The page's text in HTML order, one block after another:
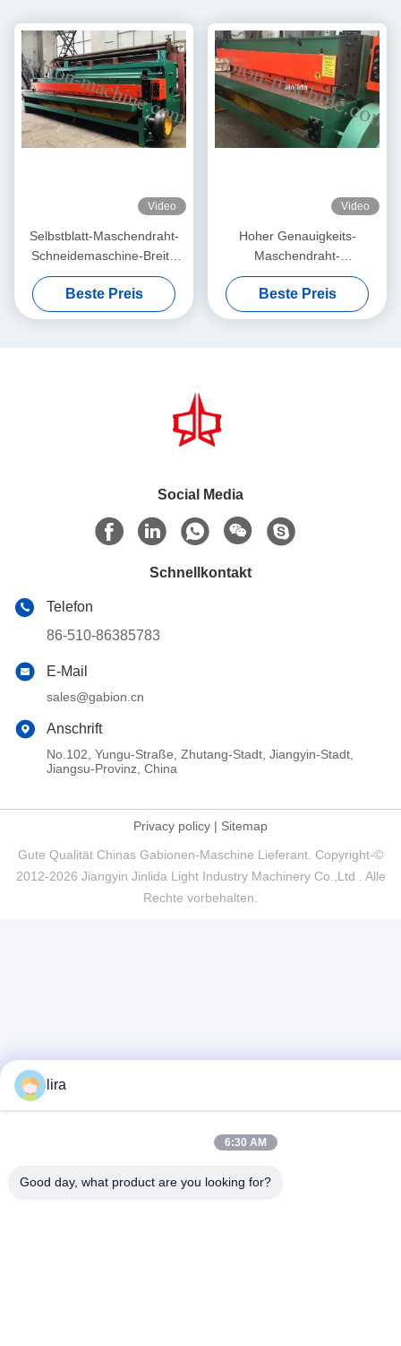
Video
Selbstblatt-Maschendraht-
Schneidemaschine-Breite
4300mm der filetarbeits-
7.5kw
Beste Preis
Video
Hoher Genauigkeits-
Maschendraht-
Schneidemaschine-
automatisch
quetschverbundener
Beste Preis
Social Media
Schnellkontakt
Telefon
86-510-86385783
E-Mail
sales@gabion.cn
Anschrift
No.102, Yungu-Straße, Zhutang-Stadt, Jiangyin-Stadt,
Jiangsu-Provinz, China
Privacy policy | Sitemap
Gute Qualität Chinas Gabionen-Maschine Lieferant. Copyright-©
2012-2026 Jiangyin Jinlida Light Industry Machinery Co.,Ltd . Alle
Rechte vorbehalten.
lira
6:30 AM
Good day, what product are you looking for?